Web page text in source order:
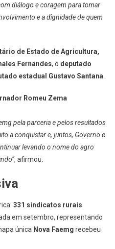
diálogo e coragem para tomar
e a dignidade de quem
de Estado de Agricultura,
Fernandes, o deputado
estadual Gustavo Santana
Romeu Zema
pela parceria e pelos resultados
a conquistar e, juntos, Governo e
levando o nome do agro
, afirmou.
331 sindicatos rurais
em setembro, representando
única Nova Faemg recebeu